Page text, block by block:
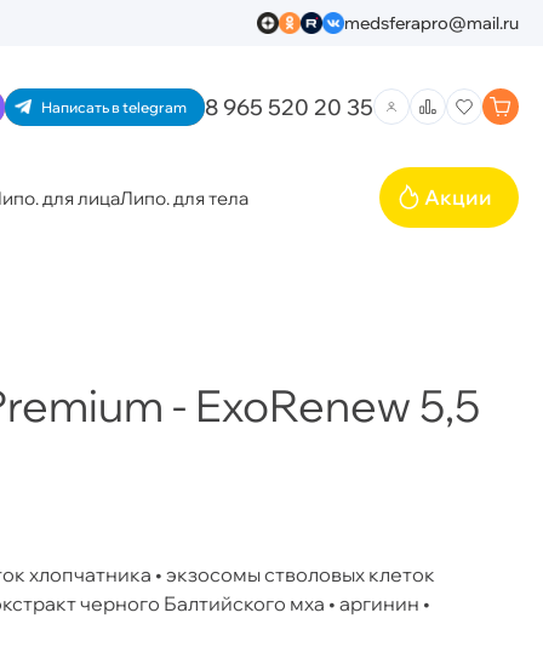
medsferapro@mail.ru
Написать в telegram 8 965 520 20 35
для лицаЛипо. для тела Акции
- ExoRenew 5,5
хлопчатника • экзосомы стволовых клеток
черного Балтийского мха • аргинин •